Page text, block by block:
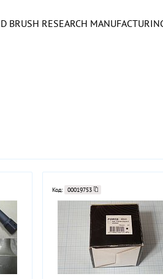
BRUSH RESEARCH
Код: 00019753